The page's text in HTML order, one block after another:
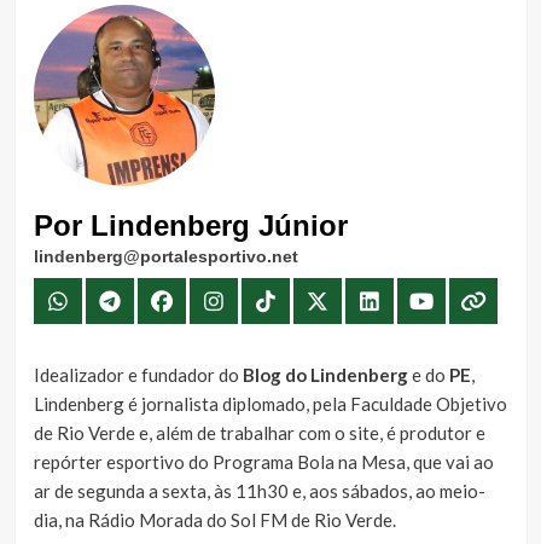
Por Lindenberg Júnior
lindenberg@portalesportivo.net
Idealizador e fundador do Blog do Lindenberge do PE,
Lindenberg é jornalista diplomado, pela Faculdade Objetivo
de Rio Verde e, além de trabalhar com o site, é produtor e
repórter esportivo do Programa Bola na Mesa, que vai ao
ar de segunda a sexta, às 11h30 e, aos sábados, ao meio-
dia, na Rádio Morada do Sol FM de Rio Verde.